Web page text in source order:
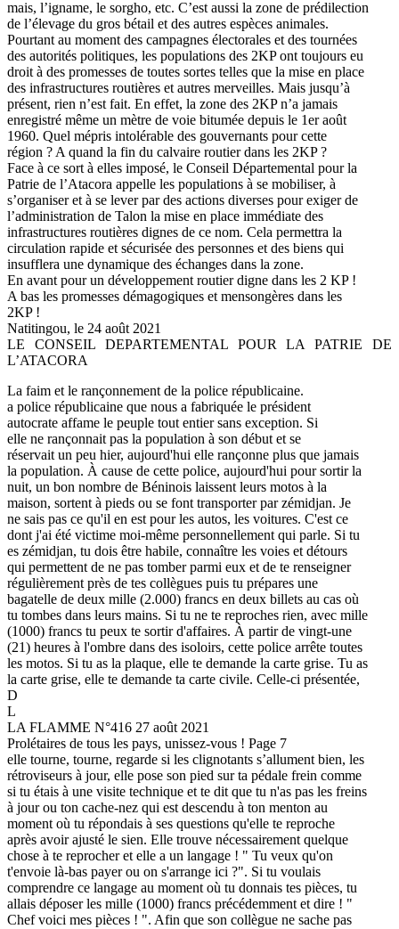
mais, l’igname, le sorgho, etc. C’est aussi la zone de prédilection
de l’élevage du gros bétail et des autres espèces animales.
Pourtant au moment des campagnes électorales et des tournées
des autorités politiques, les populations des 2KP ont toujours eu
droit à des promesses de toutes sortes telles que la mise en place
des infrastructures routières et autres merveilles. Mais jusqu’à
présent, rien n’est fait. En effet, la zone des 2KP n’a jamais
enregistré même un mètre de voie bitumée depuis le 1er août
1960. Quel mépris intolérable des gouvernants pour cette
région ? A quand la fin du calvaire routier dans les 2KP ?
Face à ce sort à elles imposé, le Conseil Départemental pour la
Patrie de l’Atacora appelle les populations à se mobiliser, à
s’organiser et à se lever par des actions diverses pour exiger de
l’administration de Talon la mise en place immédiate des
infrastructures routières dignes de ce nom. Cela permettra la
circulation rapide et sécurisée des personnes et des biens qui
insufflera une dynamique des échanges dans la zone.
En avant pour un développement routier digne dans les 2 KP !
A bas les promesses démagogiques et mensongères dans les
2KP !
Natitingou, le 24 août 2021
LE CONSEIL DEPARTEMENTAL POUR LA PATRIE DE
L’ATACORA
La faim et le rançonnement de la police républicaine.
a police républicaine que nous a fabriquée le président
autocrate affame le peuple tout entier sans exception. Si
elle ne rançonnait pas la population à son début et se
réservait un peu hier, aujourd'hui elle rançonne plus que jamais
la population. À cause de cette police, aujourd'hui pour sortir la
nuit, un bon nombre de Béninois laissent leurs motos à la
maison, sortent à pieds ou se font transporter par zémidjan. Je
ne sais pas ce qu'il en est pour les autos, les voitures. C'est ce
dont j'ai été victime moi-même personnellement qui parle. Si tu
es zémidjan, tu dois être habile, connaître les voies et détours
qui permettent de ne pas tomber parmi eux et de te renseigner
régulièrement près de tes collègues puis tu prépares une
bagatelle de deux mille (2.000) francs en deux billets au cas où
tu tombes dans leurs mains. Si tu ne te reproches rien, avec mille
(1000) francs tu peux te sortir d'affaires. À partir de vingt-une
(21) heures à l'ombre dans des isoloirs, cette police arrête toutes
les motos. Si tu as la plaque, elle te demande la carte grise. Tu as
la carte grise, elle te demande ta carte civile. Celle-ci présentée,
D
L
LA FLAMME N°416 27 août 2021
Prolétaires de tous les pays, unissez-vous ! Page 7
elle tourne, tourne, regarde si les clignotants s’allument bien, les
rétroviseurs à jour, elle pose son pied sur ta pédale frein comme
si tu étais à une visite technique et te dit que tu n'as pas les freins
à jour ou ton cache-nez qui est descendu à ton menton au
moment où tu répondais à ses questions qu'elle te reproche
après avoir ajusté le sien. Elle trouve nécessairement quelque
chose à te reprocher et elle a un langage ! " Tu veux qu'on
t'envoie là-bas payer ou on s'arrange ici ?". Si tu voulais
comprendre ce langage au moment où tu donnais tes pièces, tu
allais déposer les mille (1000) francs précédemment et dire ! "
Chef voici mes pièces ! ". Afin que son collègue ne sache pas